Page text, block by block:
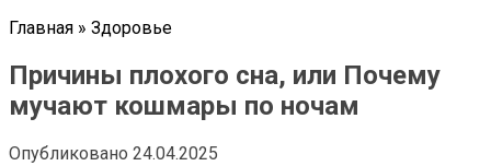
Главная » Здоровье
Причины плохого сна, или Почему
мучают кошмары по ночам
Опубликовано 24.04.2025